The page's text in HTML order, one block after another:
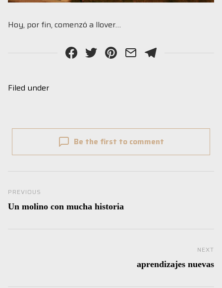
Hoy, por fin, comenzó a llover…
Filed under
Be the first to comment
Previous Post
PREVIOUS
Un molino con mucha historia
NEXT
aprendizajes nuevas